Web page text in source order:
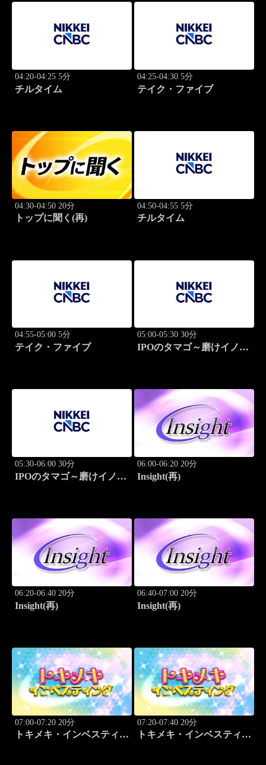
04:20-04:25 5分
チルタイム
04:25-04:30 5分
テイク・ファイブ
04:30-04:50 20分
トップに聞く(再)
04:50-04:55 5分
チルタイム
04:55-05:00 5分
テイク・ファイブ
05:00-05:30 30分
IPOのタマゴ～磨けイノベ
05:30-06:00 30分
IPOのタマゴ～磨けイノベ
06:00-06:20 20分
Insight(再)
06:20-06:40 20分
Insight(再)
06:40-07:00 20分
Insight(再)
07:00-07:20 20分
トキメキ・インベスティン
07:20-07:40 20分
トキメキ・インベスティン